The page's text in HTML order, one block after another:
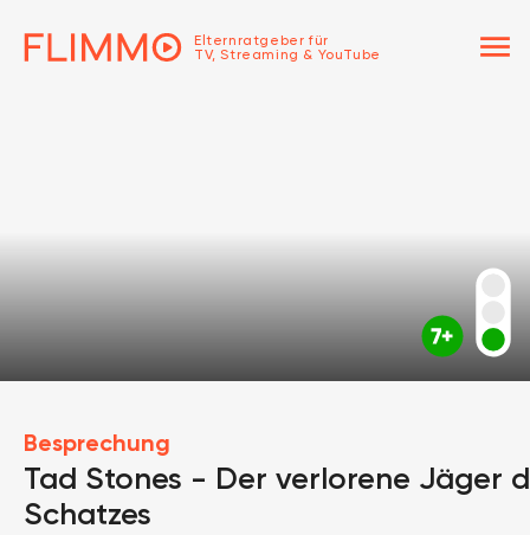
Elternratgeber für
TV, Streaming & YouTube
menu
Besprechung
Tad Stones - Der verlorene Jäger
Schatzes